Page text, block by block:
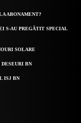
ABONAMENT?
S-AU PREGĂTIT SPECIAL
SOLARE
BN
ISJ BN